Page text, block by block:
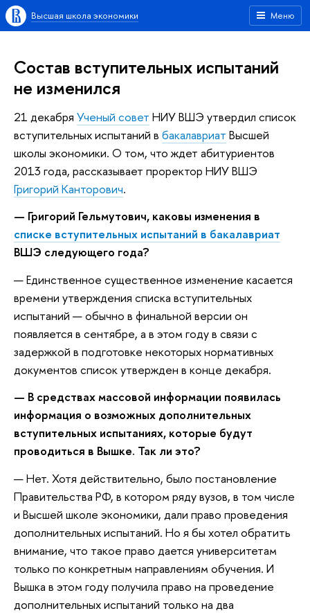
Меню
Высшая школа экономики
Состав вступительных испытаний
не изменился
21 декабря Ученый совет НИУ ВШЭ утвердил список
вступительных испытаний в бакалавриат Высшей
школы экономики. О том, что ждет абитуриентов
2013 года, рассказывает проректор НИУ ВШЭ
Григорий Канторович.
— Григорий Гельмутович, каковы изменения в
списке вступительных испытаний в бакалавриат
ВШЭ следующего года?
— Единственное существенное изменение касается
времени утверждения списка вступительных
испытаний — обычно в финальной версии он
появляется в сентябре, а в этом году в связи с
задержкой в подготовке некоторых нормативных
документов список утвержден в конце декабря.
— В средствах массовой информации появилась
информация о возможных дополнительных
вступительных испытаниях, которые будут
проводиться в Вышке. Так ли это?
— Нет. Хотя действительно, было постановление
Правительства РФ, в котором ряду вузов, в том числе
и Высшей школе экономики, дали право проведения
дополнительных испытаний. Но я бы хотел обратить
внимание, что такое право дается университетам
только по конкретным направлениям обучения. И
Вышка в этом году получила право на проведение
дополнительных испытаний только на два